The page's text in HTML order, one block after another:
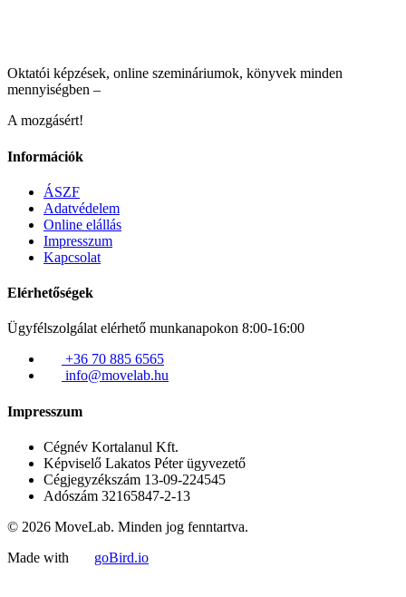
Oktatói képzések, online szemináriumok, könyvek minden
mennyiségben –
A mozgásért!
Információk
ÁSZF
Adatvédelem
Online elállás
Impresszum
Kapcsolat
Elérhetőségek
Ügyfélszolgálat elérhető munkanapokon 8:00-16:00
+36 70 885 6565
info@movelab.hu
Impresszum
Cégnév Kortalanul Kft.
Képviselő Lakatos Péter ügyvezető
Cégjegyzékszám 13-09-224545
Adószám 32165847-2-13
© 2026 MoveLab. Minden jog fenntartva.
Made with
goBird.io